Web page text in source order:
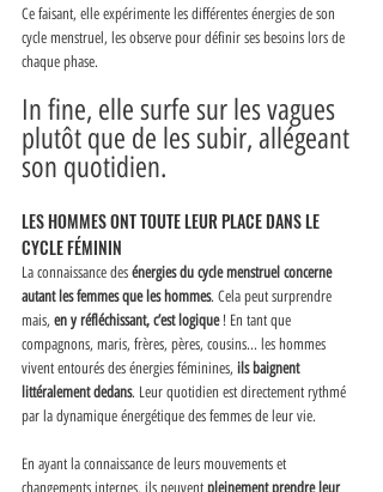
Ce faisant, elle expérimente les différentes énergies de son
cycle menstruel, les observe pour définir ses besoins lors de
chaque phase.
In fine, elle surfe sur les vagues
plutôt que de les subir, allégeant
son quotidien.
LES HOMMES ONT TOUTE LEUR PLACE DANS LE
CYCLE FÉMININ
La connaissance des énergies du cycle menstruel concerne
autant les femmes que les hommes. Cela peut surprendre
mais, en y réfléchissant, c’est logique ! En tant que
compagnons, maris, frères, pères, cousins... les hommes
vivent entourés des énergies féminines, ils baignent
littéralement dedans. Leur quotidien est directement rythmé
par la dynamique énergétique des femmes de leur vie.
En ayant la connaissance de leurs mouvements et
changements internes, ils peuvent pleinement prendre leur